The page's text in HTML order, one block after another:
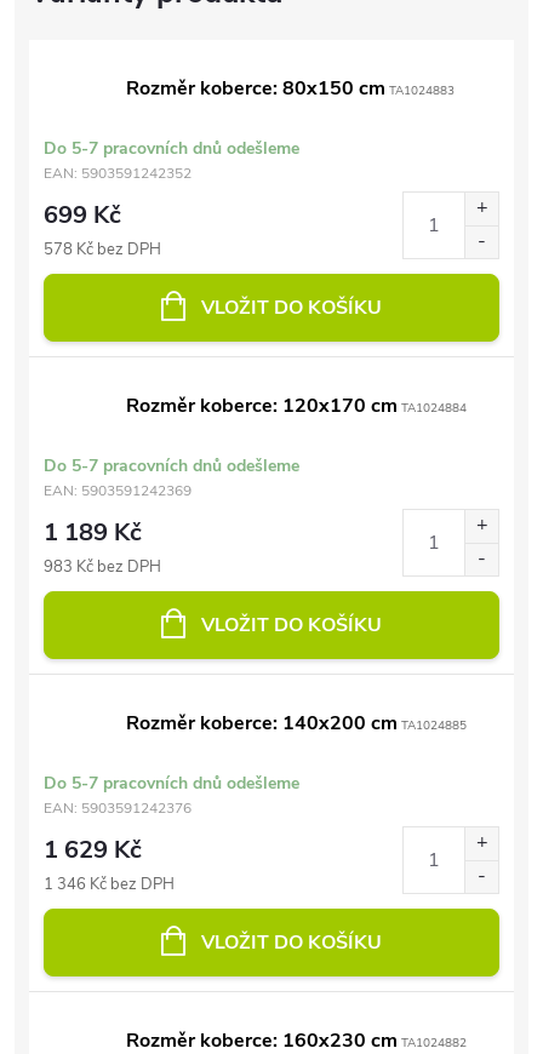
Rozměr koberce: 80x150 cm TA1024883
Do 5-7 pracovních dnů odešleme
EAN: 5903591242352
699 Kč
578 Kč bez DPH
VLOŽIT DO KOŠÍKU
Rozměr koberce: 120x170 cm TA1024884
Do 5-7 pracovních dnů odešleme
EAN: 5903591242369
1 189 Kč
983 Kč bez DPH
VLOŽIT DO KOŠÍKU
Rozměr koberce: 140x200 cm TA1024885
Do 5-7 pracovních dnů odešleme
EAN: 5903591242376
1 629 Kč
1 346 Kč bez DPH
VLOŽIT DO KOŠÍKU
Rozměr koberce: 160x230 cm TA1024882